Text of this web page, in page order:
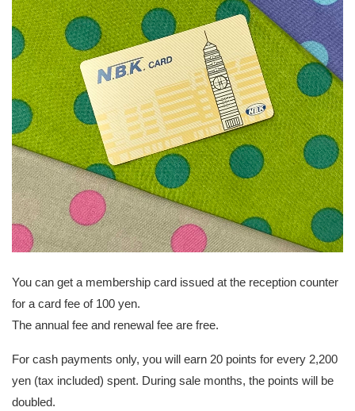
You can get a membership card issued at the reception counter
for a card fee of 100 yen.
The annual fee and renewal fee are free.
For cash payments only, you will earn 20 points for every 2,200
yen (tax included) spent. During sale months, the points will be
doubled.